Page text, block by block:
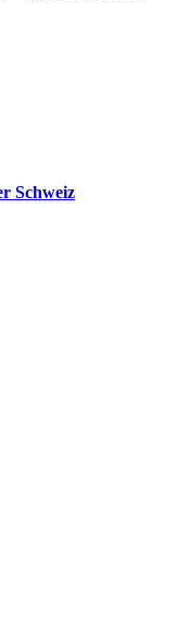
Schweiz